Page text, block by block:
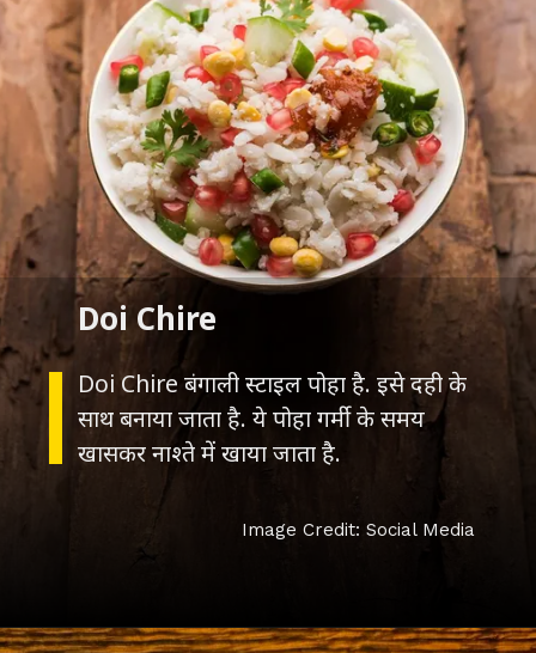
Doi Chire बंगाली स्टाइल पोहा है. इसे दही के
साथ बनाया जाता है. ये पोहा गर्मी के समय
Image Credit: Social Media